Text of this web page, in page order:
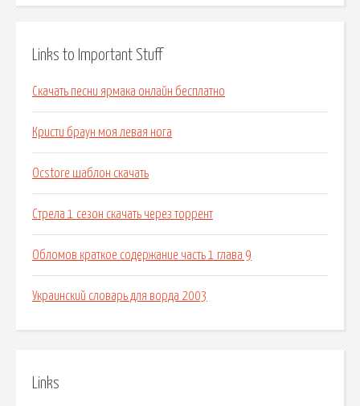
Links to Important Stuff
Скачать песни ярмака онлайн бесплатно
Кристи браун моя левая нога
Ocstore шаблон скачать
Стрела 1 сезон скачать через торрент
Обломов краткое содержание часть 1 глава 9
Украинский словарь для ворда 2003
Links